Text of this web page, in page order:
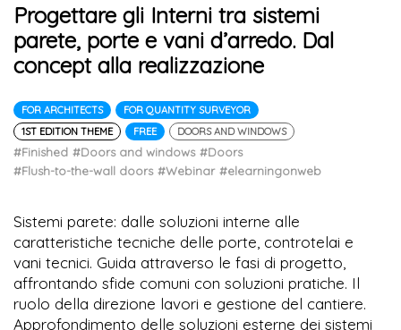
Progettare gli Interni tra sistemi
parete, porte e vani d’arredo. Dal
concept alla realizzazione
FOR ARCHITECTS
FOR QUANTITY SURVEYOR
1ST EDITION THEME
FREE DOORS AND WINDOWS
#Finished #Doors and windows #Doors
#Flush-to-the-wall doors #Webinar #elearningonweb
Sistemi parete: dalle soluzioni interne alle
caratteristiche tecniche delle porte, controtelai e
vani tecnici. Guida attraverso le fasi di progetto,
affrontando sfide comuni con soluzioni pratiche. Il
ruolo della direzione lavori e gestione del cantiere.
Approfondimento delle soluzioni esterne dei sistemi